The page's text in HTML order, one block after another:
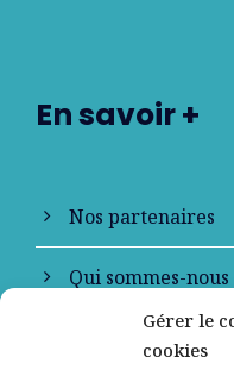
Gérer le
cookies
En savoir +
Nos partenaires
Qui sommes-nous
Contactez-nous